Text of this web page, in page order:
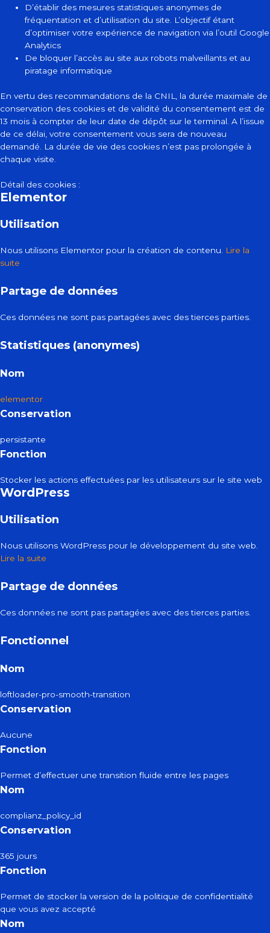
D’établir des mesures statistiques anonymes de
fréquentation et d’utilisation du site. L’objectif étant
d’optimiser votre expérience de navigation via l’outil Google
Analytics
De bloquer l’accès au site aux robots malveillants et au
piratage informatique
En vertu des recommandations de la CNIL, la durée maximale de
conservation des cookies et de validité du consentement est de
13 mois à compter de leur date de dépôt sur le terminal. A l’issue
de ce délai, votre consentement vous sera de nouveau
demandé. La durée de vie des cookies n’est pas prolongée à
chaque visite.
Détail des cookies :
Elementor
Utilisation
Nous utilisons Elementor pour la création de contenu. Lire la
suite
Partage de données
Ces données ne sont pas partagées avec des tierces parties.
Statistiques (anonymes)
Nom
elementor
Conservation
persistante
Fonction
Stocker les actions effectuées par les utilisateurs sur le site web
WordPress
Utilisation
Nous utilisons WordPress pour le développement du site web.
Lire la suite
Partage de données
Ces données ne sont pas partagées avec des tierces parties.
Fonctionnel
Nom
loftloader-pro-smooth-transition
Conservation
Aucune
Fonction
Permet d’effectuer une transition fluide entre les pages
Nom
complianz_policy_id
Conservation
365 jours
Fonction
Permet de stocker la version de la politique de confidentialité
que vous avez accepté
Nom